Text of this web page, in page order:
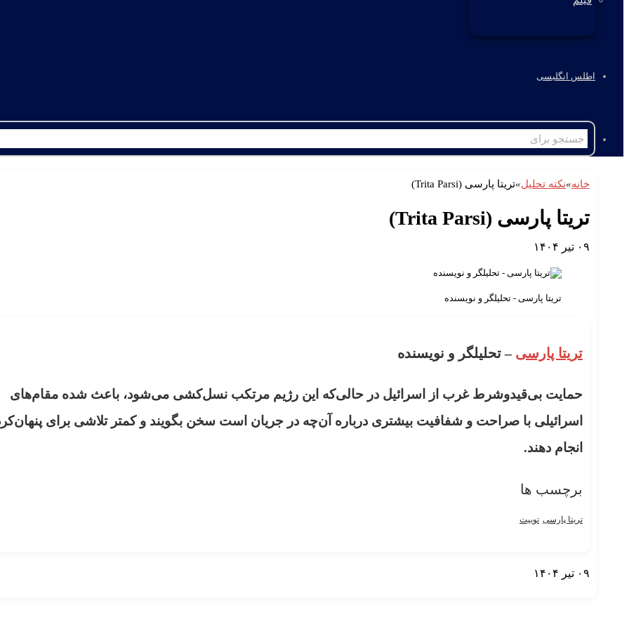
اطلس انگلیسی
خانه»نکته تحلیل»تریتا پارسی (Trita Parsi)
تریتا پارسی (Trita Parsi)
۰۹ تیر ۱۴۰۴
تریتا پارسی - تحلیلگر و نویسنده
تریتا پارسی – تحلیلگر و نویسنده
حمایت بی‌قیدوشرط غرب از اسرائیل در حالی‌که این رژیم مرتکب نسل‌کشی می‌شود، باعث شده مقام‌های
اسرائیلی با صراحت و شفافیت بیشتری درباره آن‌چه در جریان است سخن بگویند و کمتر تلاشی برای
انجام دهند.
برچسب ها
تریتا پارسی توییت
۰۹ تیر ۱۴۰۴